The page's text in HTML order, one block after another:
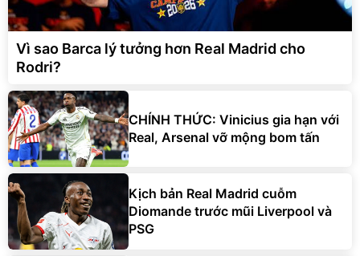
Vì sao Barca lý tưởng hơn Real Madrid cho
Rodri?
CHÍNH THỨC: Vinicius gia hạn với
Real, Arsenal vỡ mộng bom tấn
Kịch bản Real Madrid cuỗm
Diomande trước mũi Liverpool và
PSG